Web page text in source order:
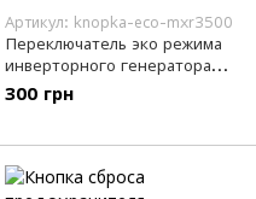
Артикул: knopka-eco-mxr3500
Переключатель эко режима
инверторного генератора
MaXpeedingRods MXR3500
300 грн